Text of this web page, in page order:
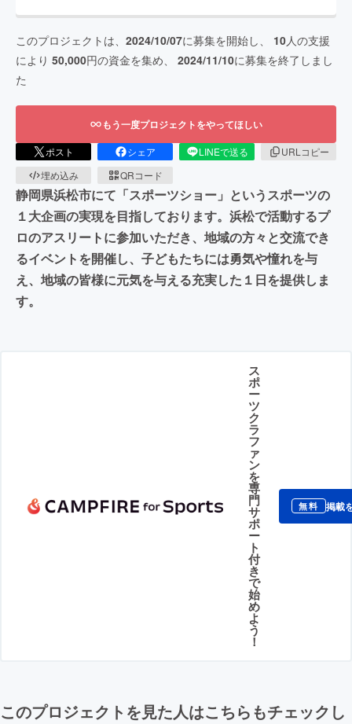
このプロジェクトは、 2024/10/07に募集を開始し、 10人の支援
により 50,000円の資金を集め、 2024/11/10に募集を終了しまし
た
もう一度プロジェクトをやってほしい
ポスト シェア LINEで送る
URLコピー
埋め込み
QRコード
静岡県浜松市にて「スポーツショー」というスポーツの
１大企画の実現を目指しております。浜松で活動するプ
ロのアスリートに参加いただき、地域の方々と交流でき
るイベントを開催し、子どもたちには勇気や憧れを与
え、地域の皆様に元気を与える充実した１日を提供しま
す。
ス
ポ
ー
ツ
ク
ラ
フ
ァ
ン
を
専
門
サ
ポ
ー
ト
付
き
で
始
め
よ
う
！
無料 掲載
このプロジェクトを見た人はこちらもチェックし